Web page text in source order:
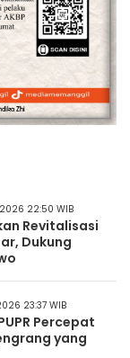
22:50 WIB
Revitalisasi
Dukung
23:37 WIB
Percepat
yang